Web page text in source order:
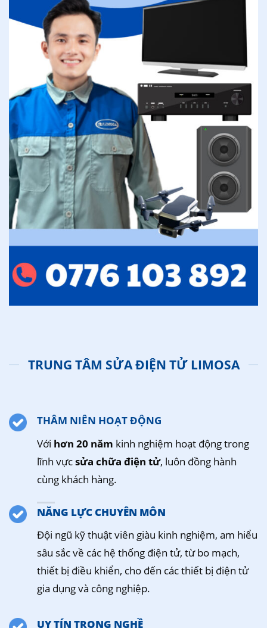
TRUNG TÂM SỬA ĐIỆN TỬ LIMOSA
THÂM NIÊN HOẠT ĐỘNG
Với hơn 20 năm kinh nghiệm hoạt động trong
lĩnh vựcsửa chữa điện tử, luôn đồng hành
cùng khách hàng.
NĂNG LỰC CHUYÊN MÔN
Đội ngũ kỹ thuật viên giàu kinh nghiệm, am hiểu
sâu sắc về các hệ thống điện tử, từ bo mạch,
thiết bị điều khiển, cho đến các thiết bị điện tử
gia dụng và công nghiệp.
UY TÍN TRONG NGHỀ